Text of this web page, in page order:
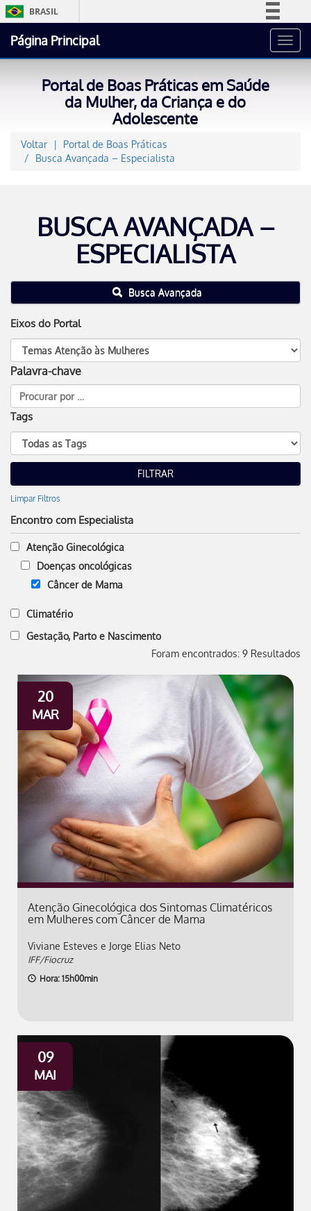
BRASIL
Acesso à informação
Página Principal
Portal de Boas Práticas em Saúde
da Mulher, da Criança e do
Adolescente
Voltar
Portal de Boas Práticas
Busca Avançada – Especialista
BUSCA AVANÇADA –
ESPECIALISTA
Busca Avançada
Eixos do Portal
Palavra-chave
Tags
Limpar Filtros
Encontro com Especialista
Atenção Ginecológica
Doenças oncológicas
Câncer de Mama
Climatério
Gestação, Parto e Nascimento
Foram encontrados: 9 Resultados
20
MAR
Atenção Ginecológica dos Sintomas Climatéricos
em Mulheres com Câncer de Mama
Viviane Esteves e Jorge Elias Neto
IFF/Fiocruz
Hora: 15h00min
09
MAI